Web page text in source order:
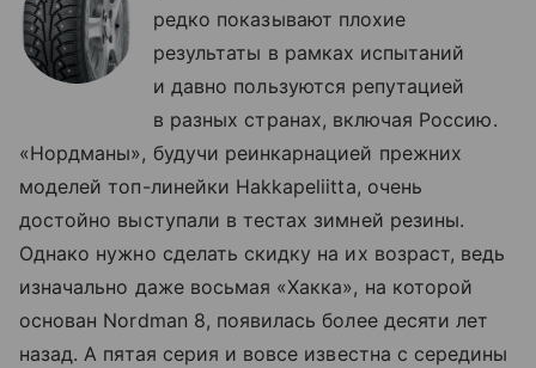
редко показывают плохие
результаты в рамках испытаний
и давно пользуются репутацией
в разных странах, включая Россию.
«Нордманы», будучи реинкарнацией прежних
моделей топ-линейки Hakkapeliitta, очень
достойно выступали в тестах зимней резины.
Однако нужно сделать скидку на их возраст, ведь
изначально даже восьмая «Хакка», на которой
основан Nordman 8, появилась более десяти лет
назад. А пятая серия и вовсе известна с середины